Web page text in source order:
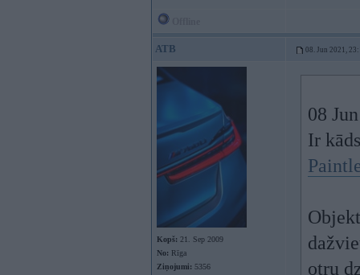
ATB 08. Jun 2021,
Kopš: 21. Sep 2009
No: Rīga
Ziņojumi: 5356
08
Ir
otru